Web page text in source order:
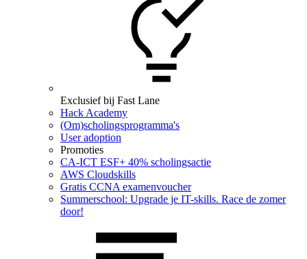
Exclusief bij Fast Lane
Hack Academy
(Om)scholingsprogramma's
User adoption
Promoties
CA‑ICT ESF+ 40% scholingsactie
AWS Cloudskills
Gratis CCNA examenvoucher
Summerschool: Upgrade je IT-skills. Race de zomer
door!